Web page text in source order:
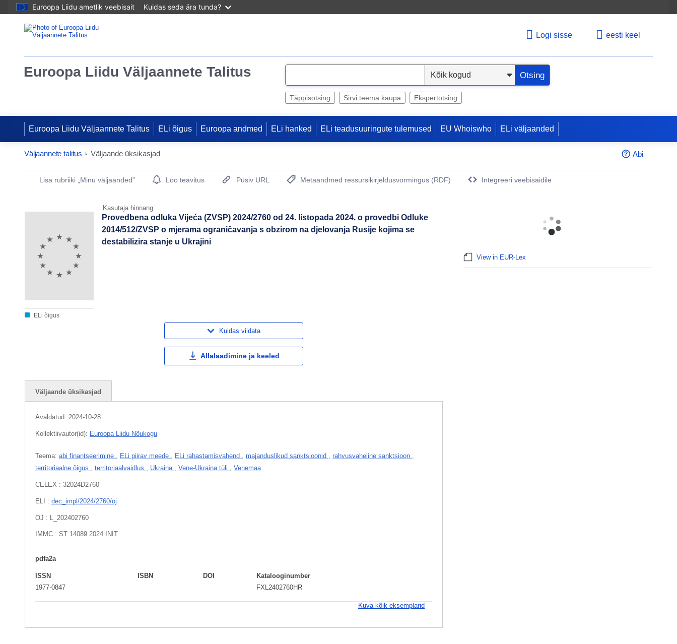
Euroopa Liidu ametlik veebisait Kuidas seda ära tunda?
Logi sisse eesti keel
Euroopa Liidu Väljaannete Talitus
e
Otsing
Täppisotsing Sirvi teema kaupa Ekspertotsing
Euroopa Liidu Väljaannete Talitus ELi õigus Euroopa andmed ELi hanked ELi teadusuuringute tulemused EU Whoiswho ELi väljaanded
Väljaannete talitus Väljaande üksikasjad Abi
Publication Detail Actions Portlet
Lisa rubriiki „Minu väljaanded” Loo teavitus Püsiv URL
Metaandmed ressursikirjeldusvormingus (RDF)
Integreeri veebisaidile
Kasutaja hinnang
ELi õigus
Provedbena odluka Vijeća (ZVSP) 2024/2760 od 24. listopada 2024. o provedbi Odluke
2014/512/ZVSP o mjerama ograničavanja s obzirom na djelovanja Rusije kojima se
destabilizira stanje u Ukrajini
Kuidas viidata
Allalaadimine ja keeled
Väljaande üksikasjad
Avaldatud: 2024-10-28
Kollektiivautor(id): Euroopa Liidu Nõukogu
Teema: abi finantseerimine , ELi piirav meede , ELi rahastamisvahend , majanduslikud sanktsioonid , rahvusvaheline sanktsioon ,
territoriaalne õigus , territoriaalvaidlus , Ukraina , Vene-Ukraina tüli , Venemaa
CELEX : 32024D2760
ELI : dec_impl/2024/2760/oj
OJ : L_202402760
IMMC : ST 14089 2024 INIT
pdfa2a
ISSN
1977-0847
ISBN DOI
Katalooginumber
FXL2402760HR
Kuva kõik eksemplarid
View in EUR-Lex